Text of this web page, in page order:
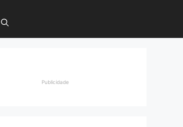
Publicidade